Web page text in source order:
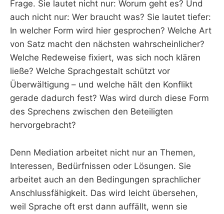
Frage. Sie lautet nicht nur: Worum geht es? Und
auch nicht nur: Wer braucht was? Sie lautet tiefer:
In welcher Form wird hier gesprochen? Welche Art
von Satz macht den nächsten wahrscheinlicher?
Welche Redeweise fixiert, was sich noch klären
ließe? Welche Sprachgestalt schützt vor
Überwältigung – und welche hält den Konflikt
gerade dadurch fest? Was wird durch diese Form
des Sprechens zwischen den Beteiligten
hervorgebracht?
Denn Mediation arbeitet nicht nur an Themen,
Interessen, Bedürfnissen oder Lösungen. Sie
arbeitet auch an den Bedingungen sprachlicher
Anschlussfähigkeit. Das wird leicht übersehen,
weil Sprache oft erst dann auffällt, wenn sie